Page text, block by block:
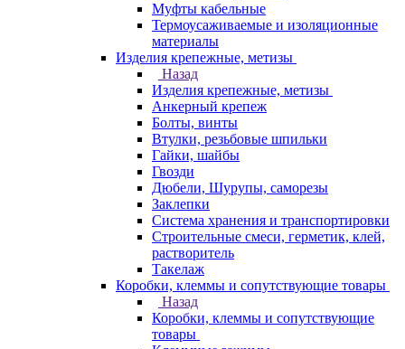
Муфты кабельные
Термоусаживаемые и изоляционные
материалы
Изделия крепежные, метизы
Назад
Изделия крепежные, метизы
Анкерный крепеж
Болты, винты
Втулки, резьбовые шпильки
Гайки, шайбы
Гвозди
Дюбели, Шурупы, саморезы
Заклепки
Система хранения и транспортировки
Строительные смеси, герметик, клей,
растворитель
Такелаж
Коробки, клеммы и сопутствующие товары
Назад
Коробки, клеммы и сопутствующие
товары